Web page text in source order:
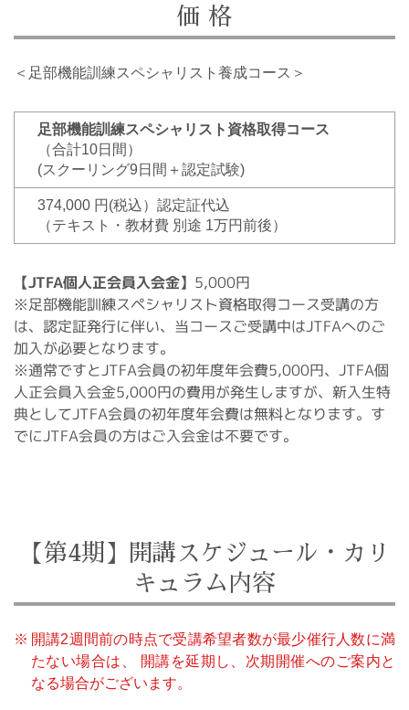
価 格
＜足部機能訓練スペシャリスト養成コース＞
足部機能訓練スペシャリスト資格取得コース
（合計10日間）
(スクーリング9日間＋認定試験)
374,000 円(税込）認定証代込
（テキスト・教材費 別途 1万円前後）
【JTFA個人正会員入会金】 5,000円
※足部機能訓練スペシャリスト資格取得コース受講の方
は、認定証発行に伴い、当コースご受講中はJTFAへのご
加入が必要となります。
※通常ですとJTFA会員の初年度年会費5,000円、JTFA個
人正会員入会金5,000円の費用が発生しますが、新入生特
典としてJTFA会員の初年度年会費は無料となります。す
でにJTFA会員の方はご入会金は不要です。
【第4期】開講スケジュール・カリ
キュラム内容
開講2週間前の時点で受講希望者数が最少催行人数に満
たない場合は、
開講を延期し、次期開催へのご案内と
なる場合がございます。